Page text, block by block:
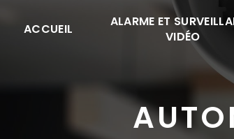
ACCUEIL
ALARME ET
VIDÉO